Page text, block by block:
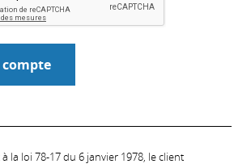
la loi 78-17 du 6 janvier 1978, le client